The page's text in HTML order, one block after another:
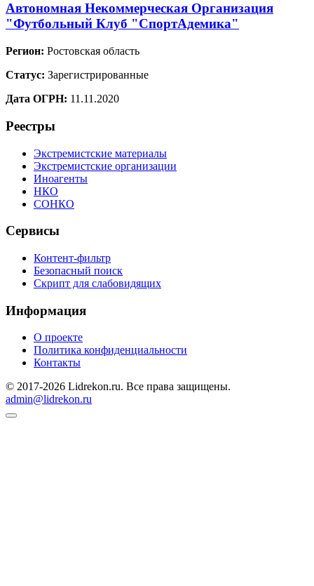
Автономная Некоммерческая Организация
"Футбольный Клуб "СпортАдемика"
Регион: Ростовская область
Статус: Зарегистрированные
Дата ОГРН: 11.11.2020
Реестры
Экстремистские материалы
Экстремистские организации
Иноагенты
НКО
СОНКО
Сервисы
Контент-фильтр
Безопасный поиск
Скрипт для слабовидящих
Информация
О проекте
Политика конфиденциальности
Контакты
© 2017-2026 Lidrekon.ru. Все права защищены.
admin@lidrekon.ru